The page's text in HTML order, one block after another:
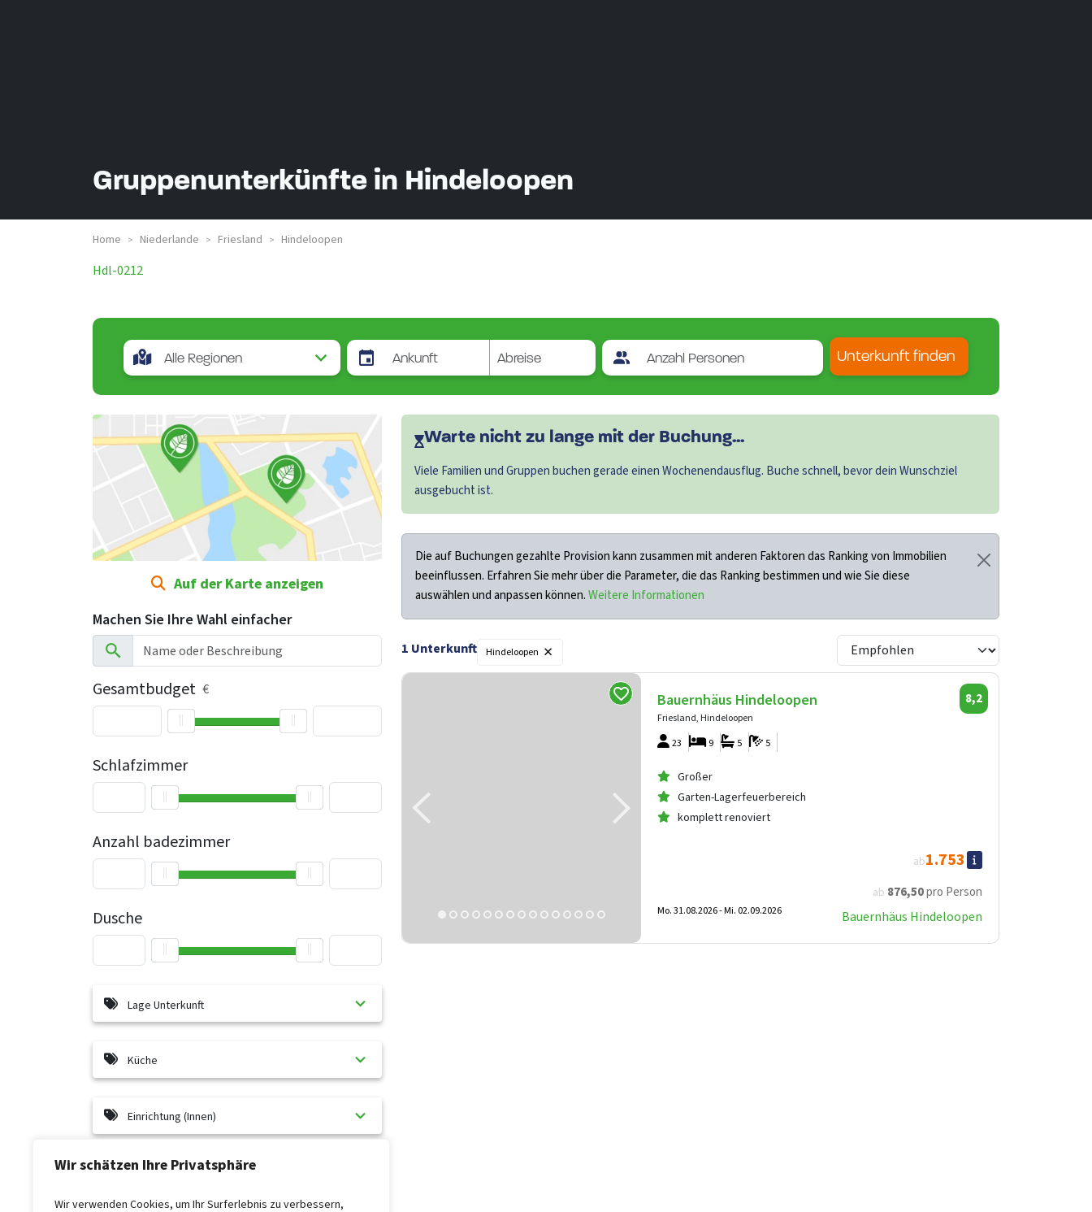
Wir schätzen Ihre Privatsphäre
Wir verwenden Cookies, um Ihr Surferlebnis zu verbessern,
Gruppenunterkünfte in Hindeloopen
Home > Niederlande > Friesland > Hindeloopen
Hdl-0212
Unterkunft finden
Auf der Karte anzeigen
Machen Sie Ihre Wahl einfacher
Gesamtbudget €
Dusche
Anzahl badezimmer
Schlafzimmer
Lage Unterkunft
Küche
Einrichtung (Innen)
Besonders geeignet für
Warte nicht zu lange mit der Buchung...
Viele Familien und Gruppen buchen gerade einen Wochenendausflug. Buche schnell, bevor dein Wunschziel
ausgebucht ist.
Die auf Buchungen gezahlte Provision kann zusammen mit anderen Faktoren das Ranking von Immobilien
beeinflussen. Erfahren Sie mehr über die Parameter, die das Ranking bestimmen und wie Sie diese
auswählen und anpassen können.Weitere Informationen
1 Unterkunft Hindeloopen ×
Bauernhäus Hindeloopen
Friesland, Hindeloopen
8,2
23 5
5
9
Großer
Garten-Lagerfeuerbereich
komplett renoviert
ab 876,50pro Person
ab1.753
Mo. 31.08.2026 -Mi. 02.09.2026 Bauernhäus Hindeloopen